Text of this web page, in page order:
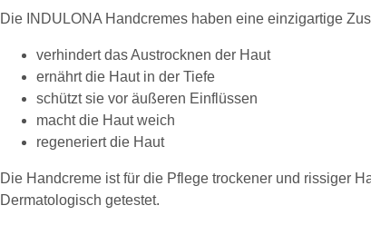
Die INDULONA Handcremes haben eine einzigartige
verhindert das Austrocknen der Haut
ernährt die Haut in der Tiefe
schützt sie vor äußeren Einflüssen
macht die Haut weich
regeneriert die Haut
Die Handcreme ist für die Pflege trockener und rissiger
Dermatologisch getestet.